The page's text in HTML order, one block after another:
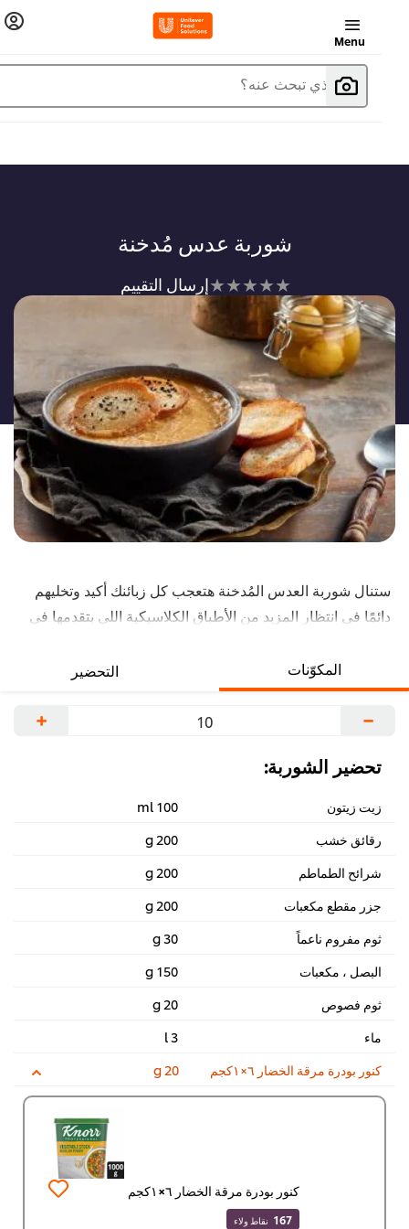
Menu
ما الذي تبحث عنه؟
شوربة عدس مُدخنة
لم
يتم
تقديم
أي
تقييمات
لهذا
إرسال التقييم
ستنال شوربة العدس المُدخنة هتعجب كل زبائنك أكيد وتخليهم
دائمًا في انتظار المزيد من الأطباق الكلاسيكية اللي بتقدمها في
لقائمة الطعام الرمضانية في مطعمك!
المكوّنات التحضير
تحضير الشوربة:
زيت زيتون
100 ml
رقائق خشب
200 g
شرائح الطماطم
200 g
جزر مقطع مكعبات
200 g
ثوم مفروم ناعماً
30 g
البصل ، مكعبات
150 g
ثوم فصوص
20 g
ماء
كنور بودرة مرقة الخضار ٦×١كجم
20 g
كنور بودرة مرقة الخضار ٦×١كجم
167 نقاط ولاء